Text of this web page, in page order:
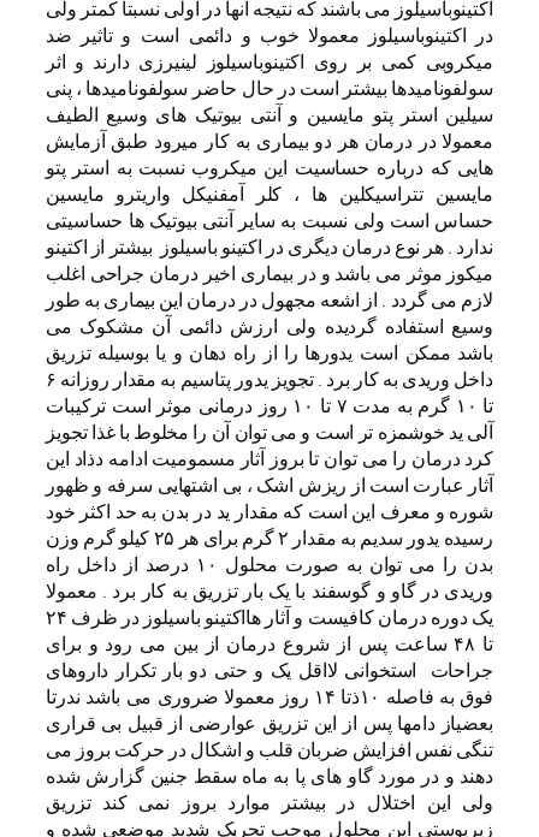
اکتینوباسیلوز می باشند که نتیجه آنها در اولی نسبتا کمتر ولی
در اکتینوباسیلوز معمولا خوب و دائمی است و تاثیر ضد
میکروبی کمی بر روی اکتینوباسیلوز لینیرزی دارند و اثر
سولفونامیدها بیشتر است در حال حاضر سولفونامیدها ، پنی
سیلین استر پتو مایسین و آنتی بیوتیک های وسیع الطیف
معمولا در درمان هر دو بیماری به کار میرود طبق آزمایش
هایی که درباره حساسیت این میکروب نسبت به استر پتو
مایسین تتراسیکلین ها ، کلر آمفنیکل واریترو مایسین
حساس است ولی نسبت به سایر آنتی بیوتیک ها حساسیتی
ندارد . هر نوع درمان دیگری در اکتینو باسیلوز بیشتر از اکتینو
میکوز موثر می باشد و در بیماری اخیر درمان جراحی اغلب
لازم می گردد . از اشعه مجهول در درمان این بیماری به طور
وسیع استفاده گردیده ولی ارزش دائمی آن مشکوک می
باشد ممکن است یدورها را از راه دهان و یا بوسیله تزریق
داخل وریدی به کار برد . تجویز یدور پتاسیم به مقدار روزانه ۶
تا ۱۰ گرم به مدت ۷ تا ۱۰ روز درمانی موثر است ترکیبات
آلی ید خوشمزه تر است و می توان آن را مخلوط با غذا تجویز
کرد درمان را می توان تا بروز آثار مسمومیت ادامه دذاد این
آثار عبارت است از ریزش اشک ، بی اشتهایی سرفه و ظهور
شوره و معرف این است که مقدار ید در بدن به حد اکثر خود
رسیده یدور سدیم به مقدار ۲ گرم برای هر ۲۵ کیلو گرم وزن
بدن را می توان به صورت محلول ۱۰ درصد از داخل راه
وریدی در گاو و گوسفند با یک بار تزریق به کار برد . معمولا
یک دوره درمان کافیست و آثار هااکتینو باسیلوز در ظرف ۲۴
تا ۴۸ ساعت پس از شروع درمان از بین می رود و برای
جراحات استخوانی لااقل یک و حتی دو بار تکرار داروهای
فوق به فاصله ۱۰ذتا ۱۴ روز معمولا ضروری می باشد ندرتا
بعضیاز دامها پس از این تزریق عوارضی از قبیل بی قراری
تنگی نفس افزایش ضربان قلب و اشکال در حرکت بروز می
دهند و در مورد گاو های پا به ماه سقط جنین گزارش شده
ولی این اختلال در بیشتر موارد بروز نمی کند تزریق
زیرپوستی این محلول موجب تحریک شدید موضعی شده و